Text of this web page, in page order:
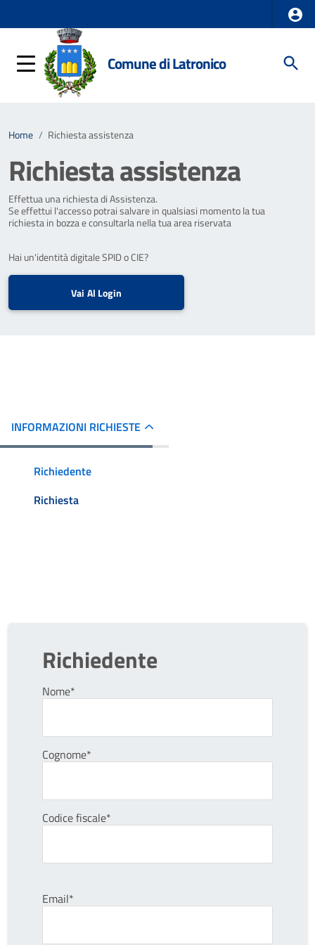
Comune di Latronico
Home / Richiesta assistenza
Richiesta assistenza
Effettua una richiesta di Assistenza.
Se effettui l'accesso potrai salvare in qualsiasi momento la tua
richiesta in bozza e consultarla nella tua area riservata
Hai un'identità digitale SPID o CIE?
Vai Al Login
INFORMAZIONI RICHIESTE
Richiedente
Richiesta
Richiedente
Nome*
Cognome*
Codice fiscale*
Email*